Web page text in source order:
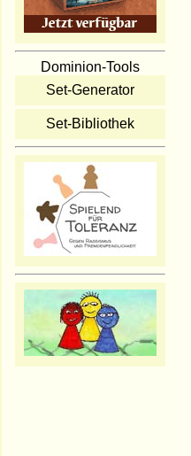
Dominion-Tools
Set-Generator
Set-Bibliothek